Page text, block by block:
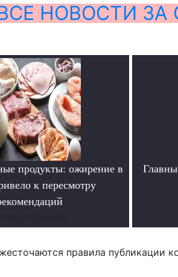
НОВОСТИ ЗА
продукты: ожирение в
к пересмотру
правила публикации